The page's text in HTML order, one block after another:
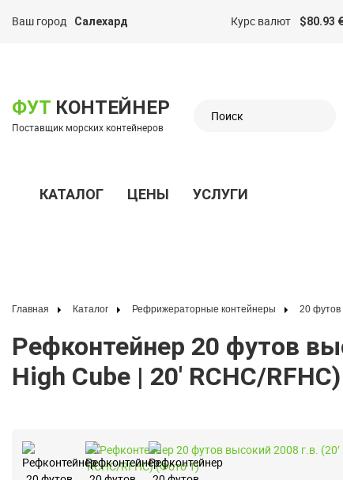
Ваш город Салехард Курс валют $80.93
ФУТ КОНТЕЙНЕР
Поставщик морских контейнеров
КАТАЛОГ ЦЕНЫ УСЛУГИ
Главная Каталог Рефрижераторные контейнеры 20 футов
Рефконтейнер 20 футов высокий 2008 г.в. (20′ Reefer Container
High Cube | 20′ RCHC/RFHC)